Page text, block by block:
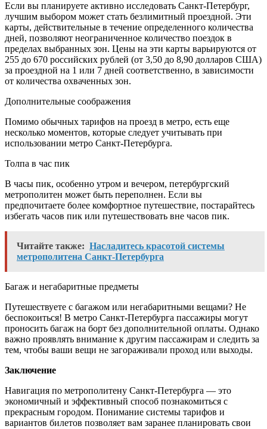
Если вы планируете активно исследовать Санкт-Петербург,
лучшим выбором может стать безлимитный проездной. Эти
карты, действительные в течение определенного количества
дней, позволяют неограниченное количество поездок в
пределах выбранных зон. Цены на эти карты варьируются от
255 до 670 российских рублей (от 3,50 до 8,90 долларов США)
за проездной на 1 или 7 дней соответственно, в зависимости
от количества охваченных зон.
Дополнительные соображения
Помимо обычных тарифов на проезд в метро, ​​есть еще
несколько моментов, которые следует учитывать при
использовании метро Санкт-Петербурга.
Толпа в час пик
В часы пик, особенно утром и вечером, петербургский
метрополитен может быть переполнен. Если вы
предпочитаете более комфортное путешествие, постарайтесь
избегать часов пик или путешествовать вне часов пик.
Читайте также: Насладитесь красотой системы
метрополитена Санкт-Петербурга
Багаж и негабаритные предметы
Путешествуете с багажом или негабаритными вещами? Не
беспокоиться! В метро Санкт-Петербурга пассажиры могут
проносить багаж на борт без дополнительной оплаты. Однако
важно проявлять внимание к другим пассажирам и следить за
тем, чтобы ваши вещи не загораживали проход или выходы.
Заключение
Навигация по метрополитену Санкт-Петербурга — это
экономичный и эффективный способ познакомиться с
прекрасным городом. Понимание системы тарифов и
вариантов билетов позволяет вам заранее планировать свои